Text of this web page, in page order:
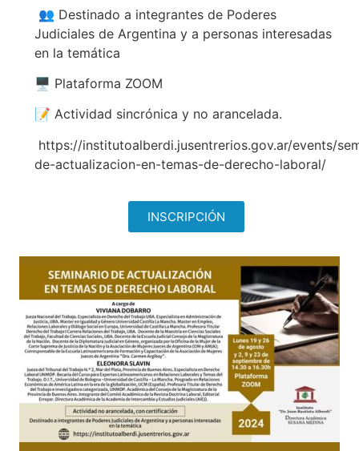
👥 Destinado a integrantes de Poderes
Judiciales de Argentina y a personas interesadas
en la temática
🖥️ Plataforma ZOOM
📝 Actividad sincrónica y no arancelada.
https://institutoalberdi.jusentrerios.gov.ar/events/
de-actualizacion-en-temas-de-derecho-laboral/
INSCRIPCIÓN